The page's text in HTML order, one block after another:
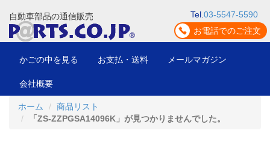
自動車部品の通信販売 Tel. 03-5547-5590
お電話でのご注文
かごの中を見る お支払・送料 メールマガジン
会社概要
ホーム
商品リスト
「ZS-ZZPGSA14096K」が見つかりませんでした。